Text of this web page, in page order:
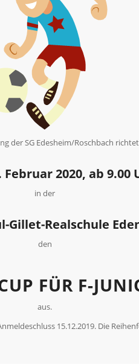
der SG Edesheim/Roschbach
Februar 2020, ab 9.00
in der
Gillet-Realschule
den
FÜR F-
aus.
15.12.2019. Die